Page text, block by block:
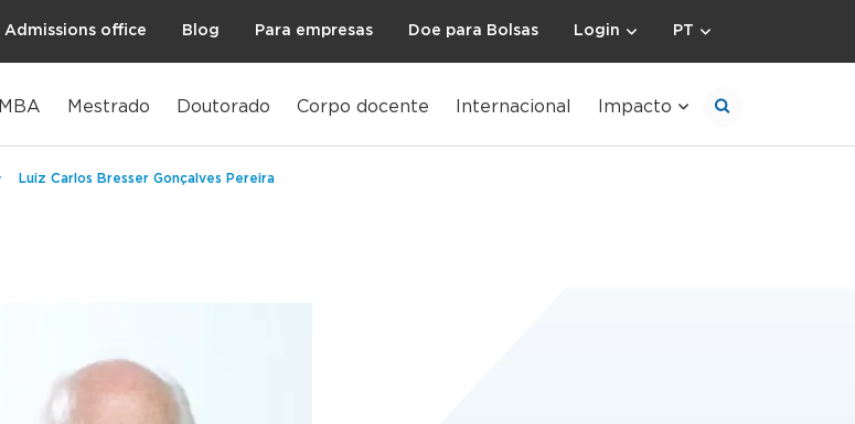
Admissions office Blog Para empresas Doe para Bolsas Login PT
MBA Mestrado Doutorado Corpo docente Internacional Impacto
Luiz Carlos Bresser Gonçalves Pereira